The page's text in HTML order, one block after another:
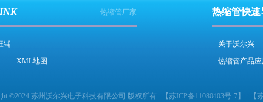
热缩管厂家
铺
XML地图
热缩管快速
关于沃尔兴
热缩管产品应
©2024 苏州沃尔兴电子科技有限公司 版权所有 【苏ICP备11080403号-7】 【